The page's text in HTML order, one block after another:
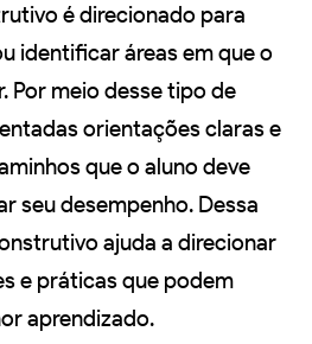
é direcionado para
identificar áreas em que o
Por meio desse tipo de
orientações claras e
que o aluno deve
seu desempenho. Dessa
ajuda a direcionar
e práticas que podem
aprendizado.